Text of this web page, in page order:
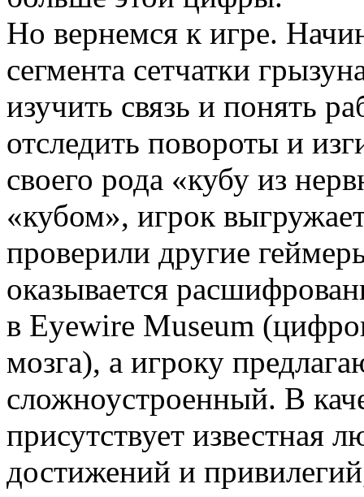
Но вернемся к игре.
сегмента сетчатки
изучить связь и понять
отследить повороты и
своего рода «кубу из
«кубом», игрок
проверили другие
оказывается
в Eyewire Museum
мозга), а игроку
сложноустроенный. В
присутствует известная
достижений и